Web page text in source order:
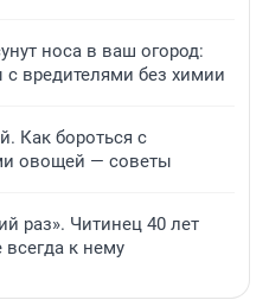
носа в ваш огород:
вредителями без химии
Как бороться с
овощей — советы
раз». Читинец 40 лет
всегда к нему